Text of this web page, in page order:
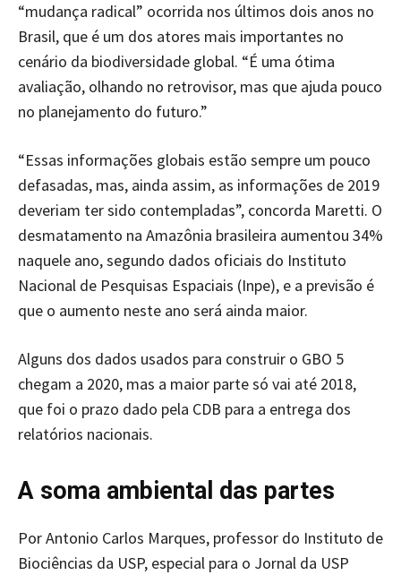
“mudança radical” ocorrida nos últimos dois anos no
Brasil, que é um dos atores mais importantes no
cenário da biodiversidade global. “É uma ótima
avaliação, olhando no retrovisor, mas que ajuda pouco
no planejamento do futuro.”
“Essas informações globais estão sempre um pouco
defasadas, mas, ainda assim, as informações de 2019
deveriam ter sido contempladas”, concorda Maretti. O
desmatamento na Amazônia brasileira aumentou 34%
naquele ano, segundo dados oficiais do Instituto
Nacional de Pesquisas Espaciais (Inpe), e a previsão é
que o aumento neste ano será ainda maior.
Alguns dos dados usados para construir o GBO 5
chegam a 2020, mas a maior parte só vai até 2018,
que foi o prazo dado pela CDB para a entrega dos
relatórios nacionais.
A soma ambiental das partes
Por Antonio Carlos Marques, professor do Instituto de
Biociências da USP, especial para o Jornal da USP